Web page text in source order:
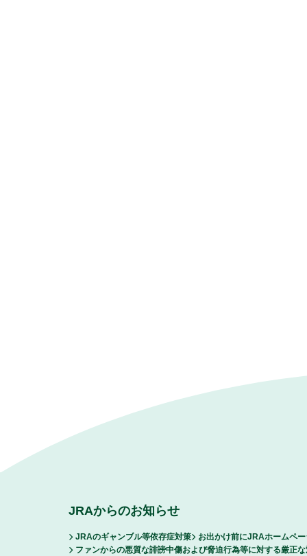
JRAからのお知らせ
JRAのギャンブル等依存症対策
お出かけ前にJRAホームペ
ファンからの悪質な誹謗中傷および脅迫行為等に対する厳正